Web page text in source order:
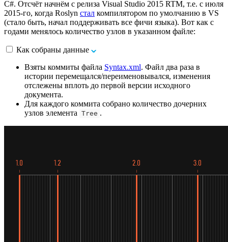
C#. Отсчёт начнём с релиза Visual Studio 2015 RTM, т.е. с июля
2015-го, когда Roslyn стал компилятором по умолчанию в VS
(стало быть, начал поддерживать все фичи языка). Вот как с
годами менялось количество узлов в указанном файле:
Как собраны данные
Взяты коммиты файла Syntax.xml. Файл два раза в
истории перемещался/переименовывался, изменения
отслежены вплоть до первой версии исходного
документа.
Для каждого коммита собрано количество дочерних
узлов элемента Tree .